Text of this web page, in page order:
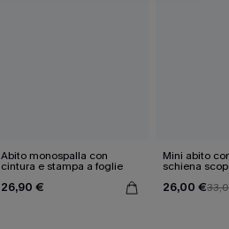
Abito monospalla con
cintura e stampa a foglie
26,90 €
Mini abito
schiena
26,00 €